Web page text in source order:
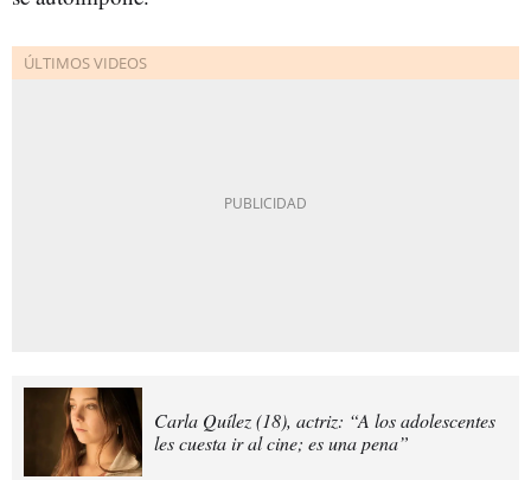
Carla Quílez (18), actriz: “A los adolescentes
les cuesta ir al cine; es una pena”